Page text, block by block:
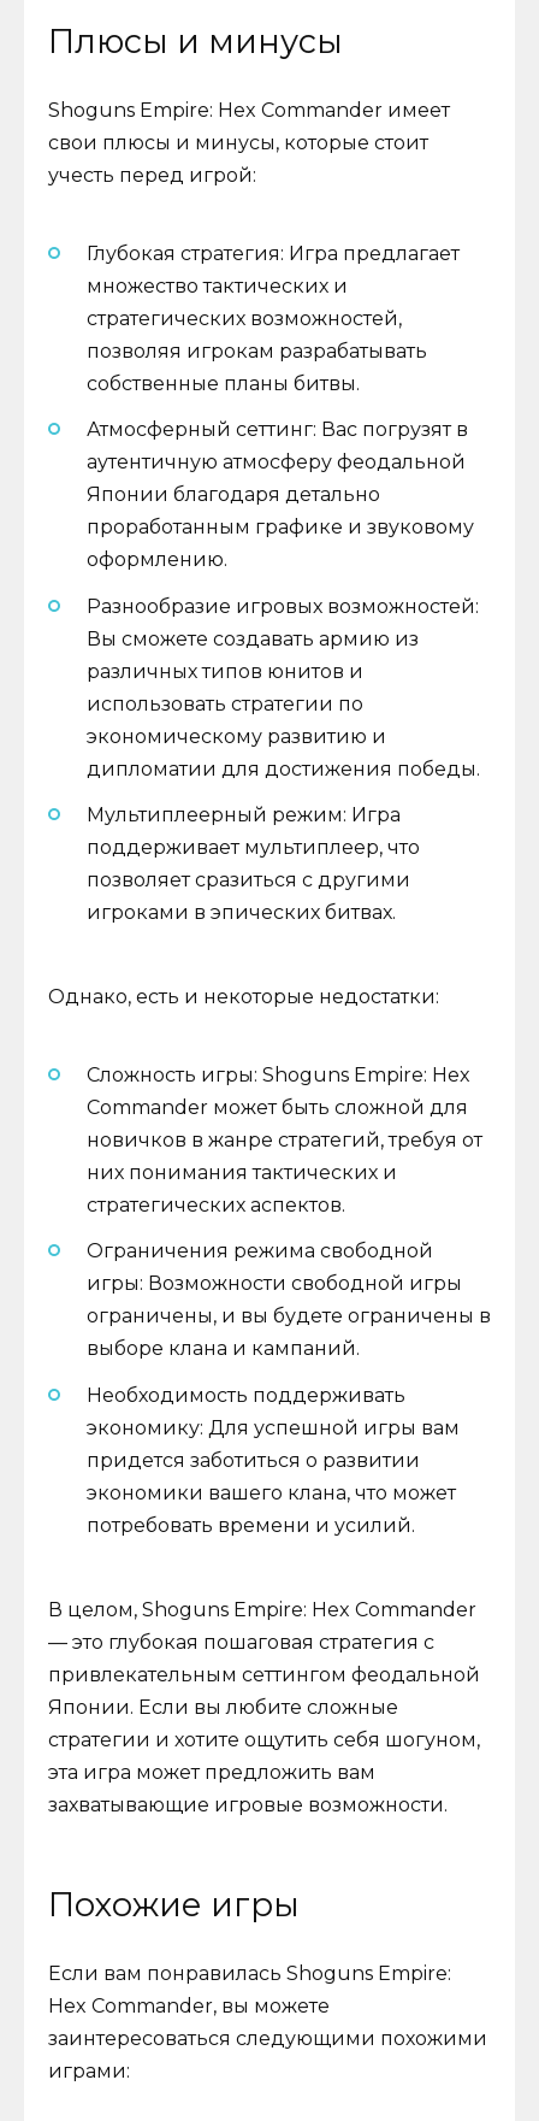
Плюсы и минусы
Shoguns Empire: Hex Commander имеет
свои плюсы и минусы, которые стоит
учесть перед игрой:
Глубокая стратегия: Игра предлагает
множество тактических и
стратегических возможностей,
позволяя игрокам разрабатывать
собственные планы битвы.
Атмосферный сеттинг: Вас погрузят в
аутентичную атмосферу феодальной
Японии благодаря детально
проработанным графике и звуковому
оформлению.
Разнообразие игровых возможностей:
Вы сможете создавать армию из
различных типов юнитов и
использовать стратегии по
экономическому развитию и
дипломатии для достижения победы.
Мультиплеерный режим: Игра
поддерживает мультиплеер, что
позволяет сразиться с другими
игроками в эпических битвах.
Однако, есть и некоторые недостатки:
Сложность игры: Shoguns Empire: Hex
Commander может быть сложной для
новичков в жанре стратегий, требуя от
них понимания тактических и
стратегических аспектов.
Ограничения режима свободной
игры: Возможности свободной игры
ограничены, и вы будете ограничены в
выборе клана и кампаний.
Необходимость поддерживать
экономику: Для успешной игры вам
придется заботиться о развитии
экономики вашего клана, что может
потребовать времени и усилий.
В целом, Shoguns Empire: Hex Commander
— это глубокая пошаговая стратегия с
привлекательным сеттингом феодальной
Японии. Если вы любите сложные
стратегии и хотите ощутить себя шогуном,
эта игра может предложить вам
захватывающие игровые возможности.
Похожие игры
Если вам понравилась Shoguns Empire:
Hex Commander, вы можете
заинтересоваться следующими похожими
играми: